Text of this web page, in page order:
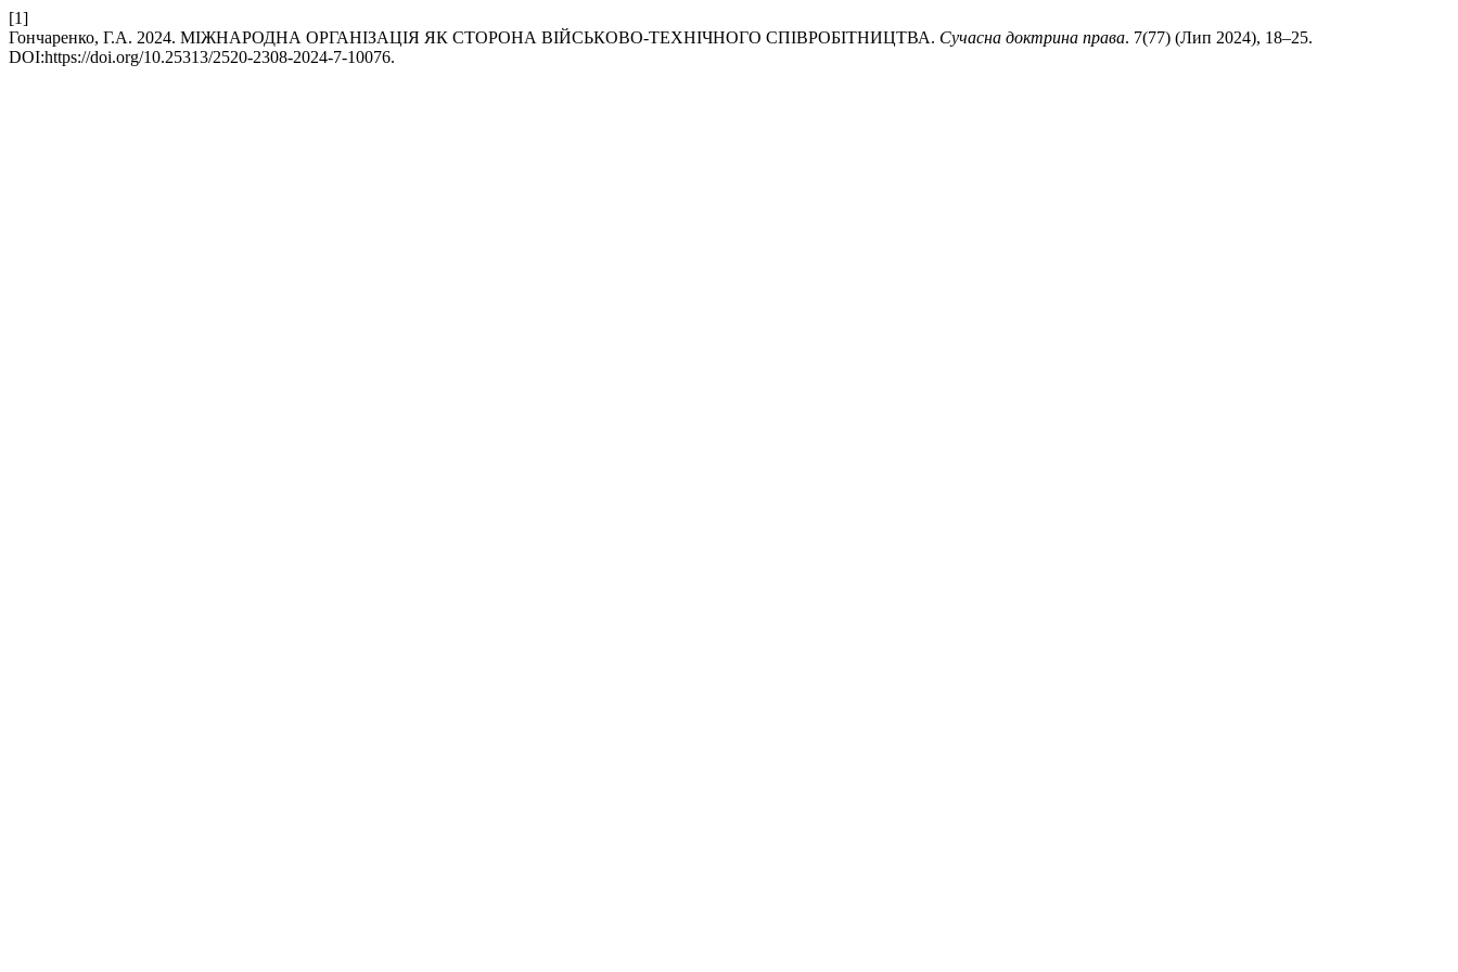
[1]
Гончаренко, Г.А. 2024. МІЖНАРОДНА ОРГАНІЗАЦІЯ ЯК СТОРОНА ВІЙСЬКОВО-ТЕХНІЧНОГО СПІВРОБІТНИЦТВА. Сучасна доктрина права. 7(77) (Лип 2024), 18–25.
DOI:https://doi.org/10.25313/2520-2308-2024-7-10076.